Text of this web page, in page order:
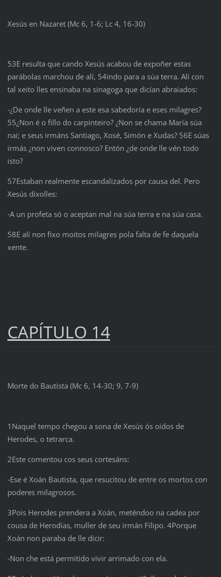
Xesús en Nazaret (Mc 6, 1-6; Lc 4, 16-30)
53E resulta que cando Xesús acabou de expoñer estas
parábolas marchou de alí, 54indo para a súa terra. Alí con
tal xeito lles ensinaba na sinagoga que dicían abraiados:
‑¿De onde lle veñen a este esa sabedoría e eses milagres?
55¿Non é o fillo do carpinteiro? ¿Non se chama María súa
nai; e seus irmáns Santiago, Xosé, Simón e Xudas? 56E súas
irmás ¿non viven connosco? Entón ¿de onde lle vén todo
isto?
57Estaban realmente escandalizados por causa del. Pero
Xesús díxolles:
‑A un profeta só o aceptan mal na súa terra e na súa casa.
58E alí non fixo moitos milagres pola falta de fe daquela
xente.
CAPÍTULO 14
Morte do Bautista (Mc 6, 14-30; 9, 7-9)
1Naquel tempo chegou a sona de Xesús ós oídos de
Herodes, o tetrarca.
2Este comentou cos seus cortesáns:
‑Ese é Xoán Bautista, que resucitou de entre os mortos con
poderes milagrosos.
3Pois Herodes prendera a Xoán, meténdoo na cadea por
cousa de Herodías, muller de seu irmán Filipo. 4Porque
Xoán non paraba de lle dicir:
‑Non che está permitido vivir arrimado con ela.